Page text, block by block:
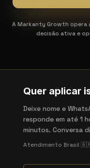
A Markanty Growth opera
decisão ativa e
Quer aplicar
Deixe nome e
responde em até 1
minutos. Conversa
Atendimento Brasil